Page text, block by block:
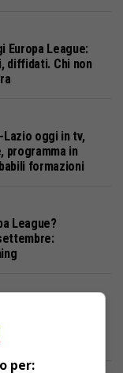
Europa League:
diffidati. Chi non
Lazio oggi in tv,
programma in
formazioni
League?
italiane in
possono
per: